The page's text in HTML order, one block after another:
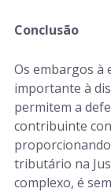
Conclusão
Os embargos à
importante à
permitem a
contribuinte
tributário na
complexo, é